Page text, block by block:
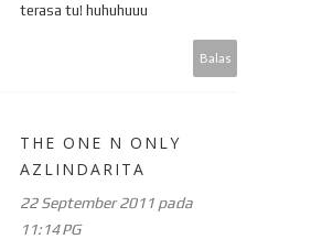
terasa tu! huhuhuuu
Balas
THE ONE N ONLY
AZLINDARITA
22 September 2011 pada
11:14 PG